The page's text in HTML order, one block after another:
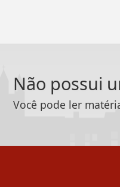
Não possui
Você pode ler